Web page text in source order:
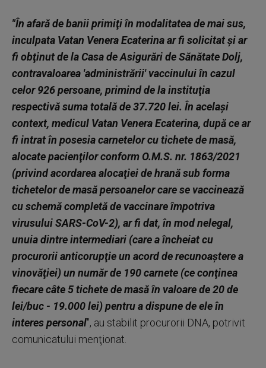
"În afară de banii primiţi în modalitatea de mai sus,
inculpata Vatan Venera Ecaterina ar fi solicitat şi ar
fi obţinut de la Casa de Asigurări de Sănătate Dolj,
contravaloarea 'administrării' vaccinului în cazul
celor 926 persoane, primind de la instituţia
respectivă suma totală de 37.720 lei. În acelaşi
context, medicul Vatan Venera Ecaterina, după ce ar
fi intrat în posesia carnetelor cu tichete de masă,
alocate pacienţilor conform O.M.S. nr. 1863/2021
(privind acordarea alocaţiei de hrană sub forma
tichetelor de masă persoanelor care se vaccinează
cu schemă completă de vaccinare împotriva
virusului SARS-CoV-2), ar fi dat, în mod nelegal,
unuia dintre intermediari (care a încheiat cu
procurorii anticorupţie un acord de recunoaştere a
vinovăţiei) un număr de 190 carnete (ce conţinea
fiecare câte 5 tichete de masă în valoare de 20 de
lei/buc - 19.000 lei) pentru a dispune de ele în
interes personal", au stabilit procurorii DNA, potrivit
comunicatului menţionat.